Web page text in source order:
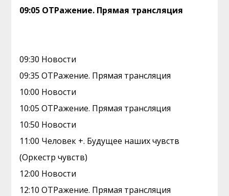
09:05 ОТРажение. Прямая трансляция
09:30 Новости
09:35 ОТРажение. Прямая трансляция
10:00 Новости
10:05 ОТРажение. Прямая трансляция
10:50 Новости
11:00 Человек +. Будущее наших чувств
(Оркестр чувств)
12:00 Новости
12:10 ОТРажение. Прямая трансляция